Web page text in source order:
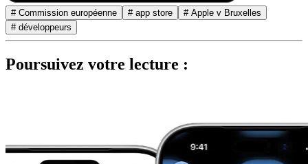
# Commission européenne # app store
# Apple v Bruxelles
# développeurs
Poursuivez votre lecture :